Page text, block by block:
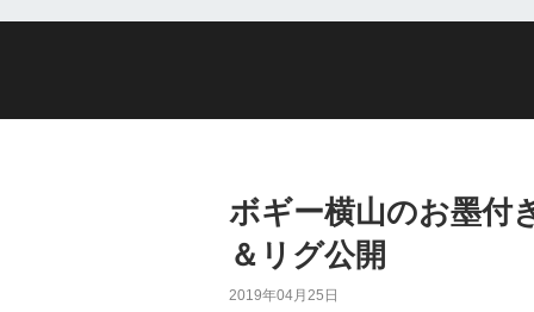
ボギー横山のお墨付
＆リグ公開
2019年04月25日